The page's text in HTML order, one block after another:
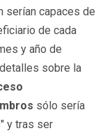
serían capaces de
de cada
y año de
sobre la
sólo sería
y tras ser